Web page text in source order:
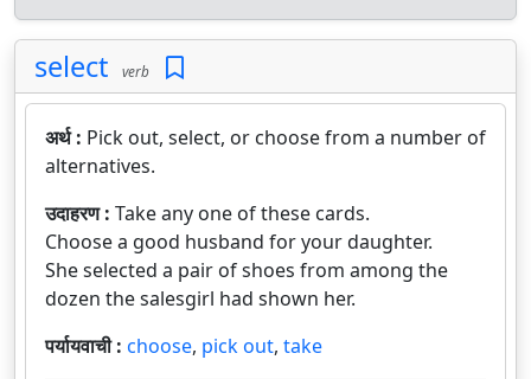
select verb
अर्थ : Pick out, select, or choose from a number of
alternatives.
उदाहरण : Take any one of these cards.
Choose a good husband for your daughter.
She selected a pair of shoes from among the
dozen the salesgirl had shown her.
पर्यायवाची : choose, pick out, take